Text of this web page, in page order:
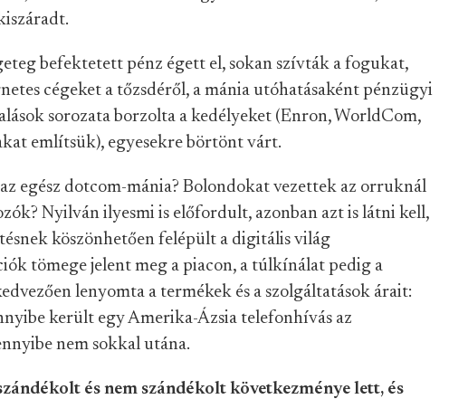
befektetett pénz égett el, sokan szívták a fogukat,
cégeket a tőzsdéről, a mánia utóhatásaként pénzügyi
sorozata borzolta a kedélyeket (Enron, WorldCom,
említsük), egyesekre börtönt várt.
egész dotcom-mánia? Bolondokat vezettek az orruknál
Nyilván ilyesmi is előfordult, azonban azt is látni kell,
köszönhetően felépült a digitális világ
tömege jelent meg a piacon, a túlkínálat pedig a
lenyomta a termékek és a szolgáltatások árait:
került egy Amerika-Ázsia telefonhívás az
nem sokkal utána.
és nem szándékolt következménye lett, és